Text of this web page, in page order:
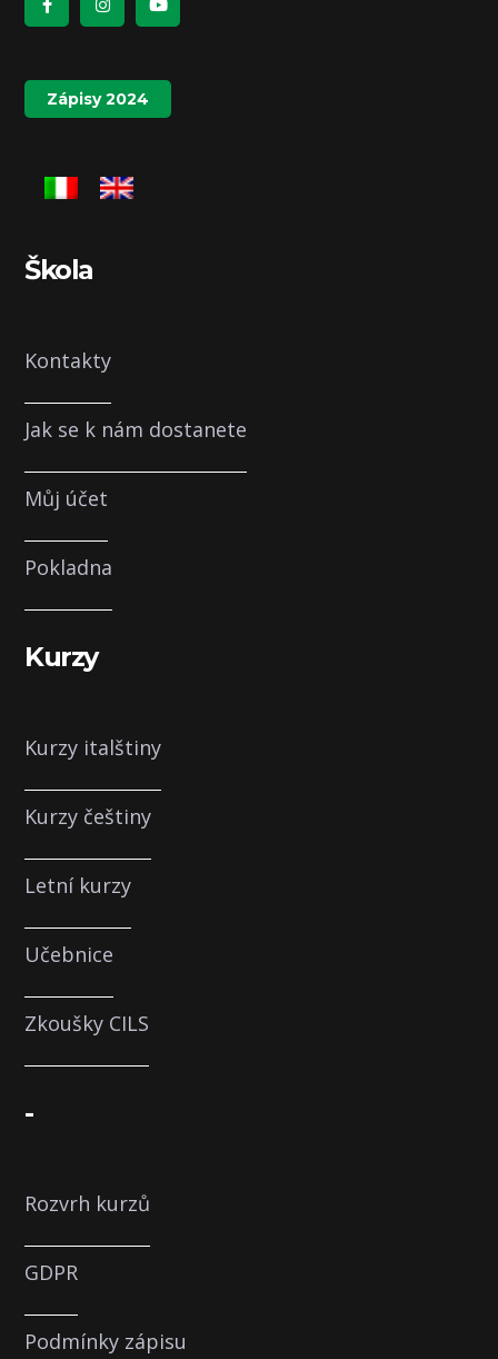
Zápisy 2024
Škola
Kontakty
Jak se k nám dostanete
Můj účet
Pokladna
Kurzy
Kurzy italštiny
Kurzy češtiny
Letní kurzy
Učebnice
Zkoušky CILS
-
Rozvrh kurzů
GDPR
Podmínky zápisu